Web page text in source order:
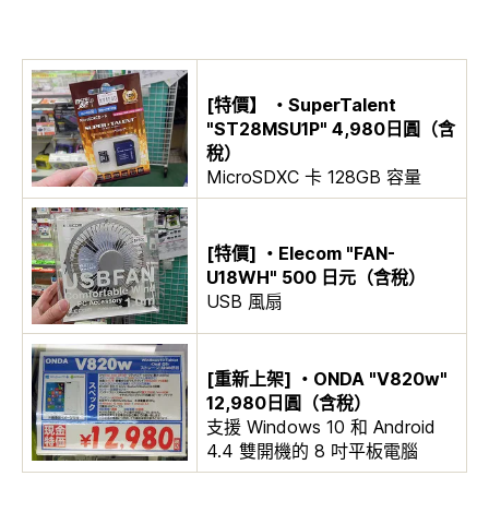
[特價】 ・SuperTalent
"ST28MSU1P" 4,980日圓（含
稅）
MicroSDXC 卡 128GB 容量
[特價] ・Elecom "FAN-
U18WH" 500 日元（含稅）
USB 風扇
[重新上架] ・ONDA "V820w"
12,980日圓（含稅）
支援 Windows 10 和 Android
4.4 雙開機的 8 吋平板電腦